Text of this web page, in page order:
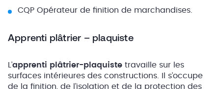
CQP Opérateur de finition de marchandises.
Apprenti plâtrier – plaquiste
L’apprenti plâtrier-plaquiste travaille sur les
surfaces intérieures des constructions. Il s’occupe
de la finition, de l’isolation et de la protection des